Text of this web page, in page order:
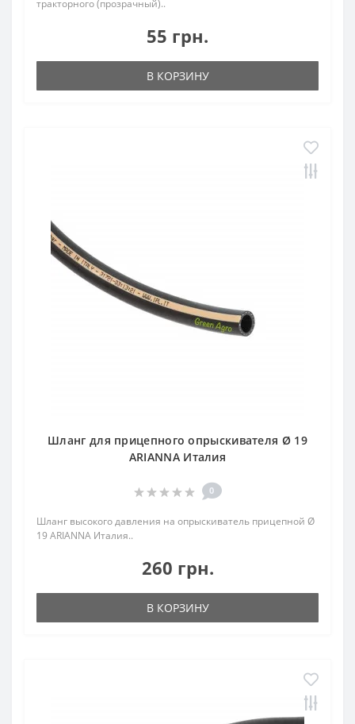
тракторного (прозрачный)..
55 грн.
В КОРЗИНУ
Шланг для прицепного опрыскивателя Ø 19
ARIANNA Италия
0
Шланг высокого давления на опрыскиватель прицепной Ø
19 ARIANNA Италия..
260 грн.
В КОРЗИНУ